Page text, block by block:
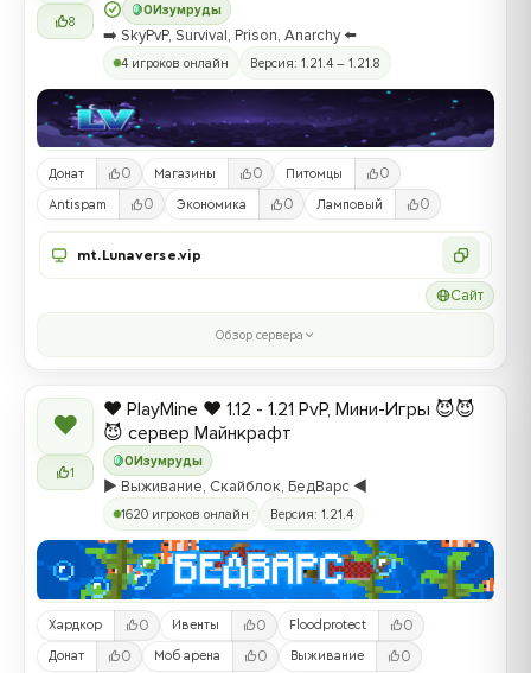
8
0Изумруды
➡️ SkyPvP, Survival, Prison, Anarchy ⬅️
4 игроков онлайн Версия: 1.21.4 – 1.21.8
Донат 0 Магазины 0 Питомцы 0
Antispam 0 Экономика 0 Ламповый 0
mt.Lunaverse.vip
Сайт
Обзор сервера
❤
1
0Изумруды
❤️ PlayMine ❤️ 1.12 - 1.21 PvP, Мини-Игры 😈😈
😈 сервер Майнкрафт
▶️ Выживание, Скайблок, БедВарс ◀️
1620 игроков онлайн Версия: 1.21.4
Хардкор 0 Ивенты 0 Floodprotect 0
Донат 0 Моб арена 0 Выживание 0